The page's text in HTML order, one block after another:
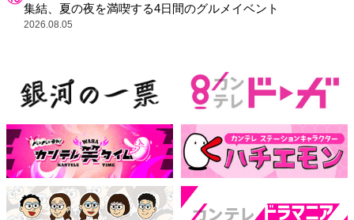
集結、夏の夜を満喫する4日間のグルメイベント
2026.08.05